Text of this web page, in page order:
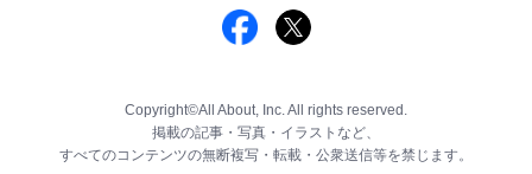
Copyright©All About, Inc. All rights reserved.
掲載の記事・写真・イラストなど、
すべてのコンテンツの無断複写・転載・公衆送信等を禁じます。